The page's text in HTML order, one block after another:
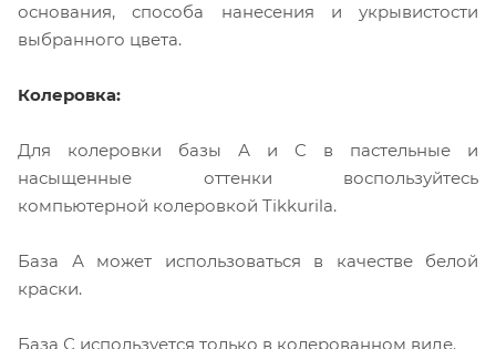
основания, способа нанесения и укрывистости
выбранного цвета.
Колеровка:
Для колеровки базы А и C в пастельные и
насыщенные оттенки воспользуйтесь
компьютерной колеровкой Tikkurila.
База А может использоваться в качестве белой
краски.
База С используется только в колерованном виде.